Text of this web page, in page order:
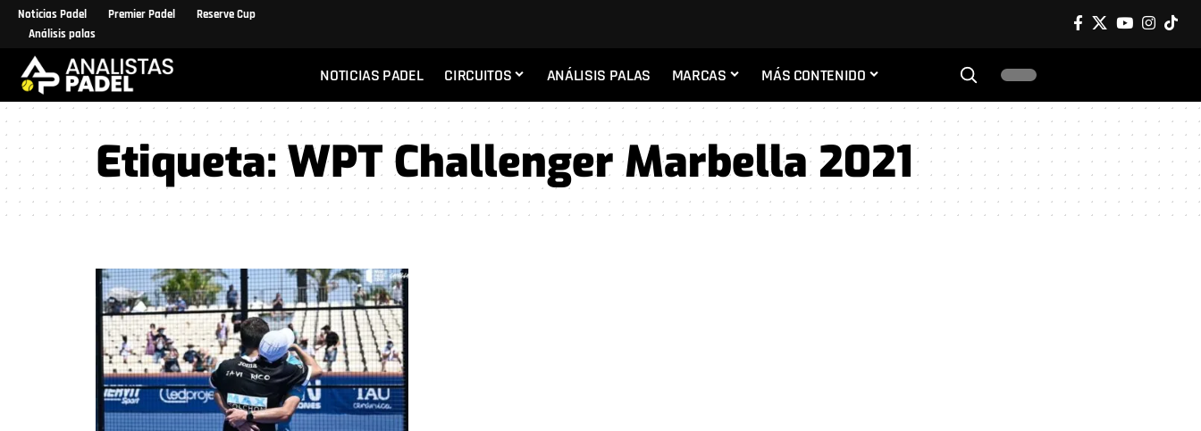
Noticias Padel Premier Padel
Reserve Cup
Análisis palas
NOTICIAS PADEL CIRCUITOS ANÁLISIS PALAS MARCAS MÁS CONTENIDO
Etiqueta:WPT Challenger Marbella 2021